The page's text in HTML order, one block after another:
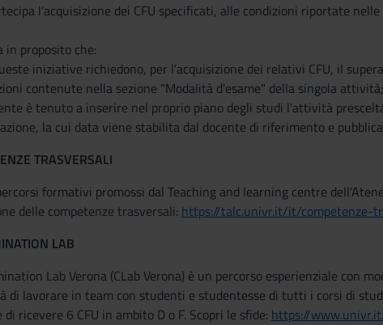
l'acquisizione dei CFU specificati, alle condizioni riportate
in proposito che:
iniziative richiedono, per l'acquisizione dei relativi CFU, il
contenute nella sezione "Modalità d'esame" della singola attività;
è tenuto a inserire nel proprio piano degli studi l'attività
la cui data viene stabilita dal docente di riferimento e
TRASVERSALI
formativi promossi dal Teaching and learning centre
delle competenze trasversali: https://talc.univr.it/it/competenze-
LAB
Lab Verona (CLab Verona) è un percorso esperienziale con
di lavorare in team con studenti e studentesse di tutti i corsi di
ricevere 6 CFU in ambito D o F. Scopri le sfide: https://